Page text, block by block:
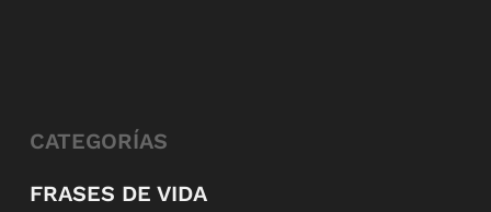
CATEGORÍAS
FRASES DE VIDA